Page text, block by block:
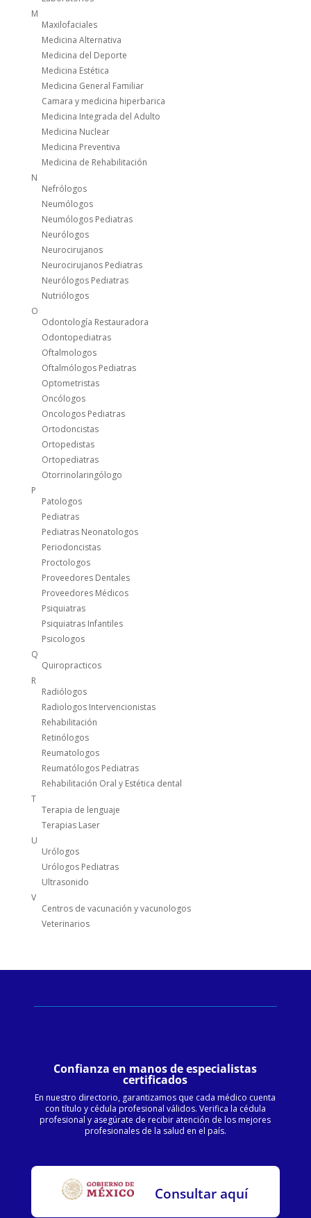
M
Maxilofaciales
Medicina Alternativa
Medicina del Deporte
Medicina Estética
Medicina General Familiar
Camara y medicina hiperbarica
Medicina Integrada del Adulto
Medicina Nuclear
Medicina Preventiva
Medicina de Rehabilitación
N
Nefrólogos
Neumólogos
Neumólogos Pediatras
Neurólogos
Neurocirujanos
Neurocirujanos Pediatras
Neurólogos Pediatras
Nutriólogos
O
Odontología Restauradora
Odontopediatras
Oftalmologos
Oftalmólogos Pediatras
Optometristas
Oncólogos
Oncologos Pediatras
Ortodoncistas
Ortopedistas
Ortopediatras
Otorrinolaringólogo
P
Patologos
Pediatras
Pediatras Neonatologos
Periodoncistas
Proctologos
Proveedores Dentales
Proveedores Médicos
Psiquiatras
Psiquiatras Infantiles
Psicologos
Q
Quiropracticos
R
Radiólogos
Radiologos Intervencionistas
Rehabilitación
Retinólogos
Reumatologos
Reumatólogos Pediatras
Rehabilitación Oral y Estética dental
T
Terapia de lenguaje
Terapias Laser
U
Urólogos
Urólogos Pediatras
Ultrasonido
V
Centros de vacunación y vacunologos
Veterinarios
Confianza en manos de especialistas
certificados
En nuestro directorio, garantizamos que cada médico cuenta
con título y cédula profesional válidos. Verifica la cédula
profesional y asegúrate de recibir atención de los mejores
profesionales de la salud en el país.
Consultar aquí